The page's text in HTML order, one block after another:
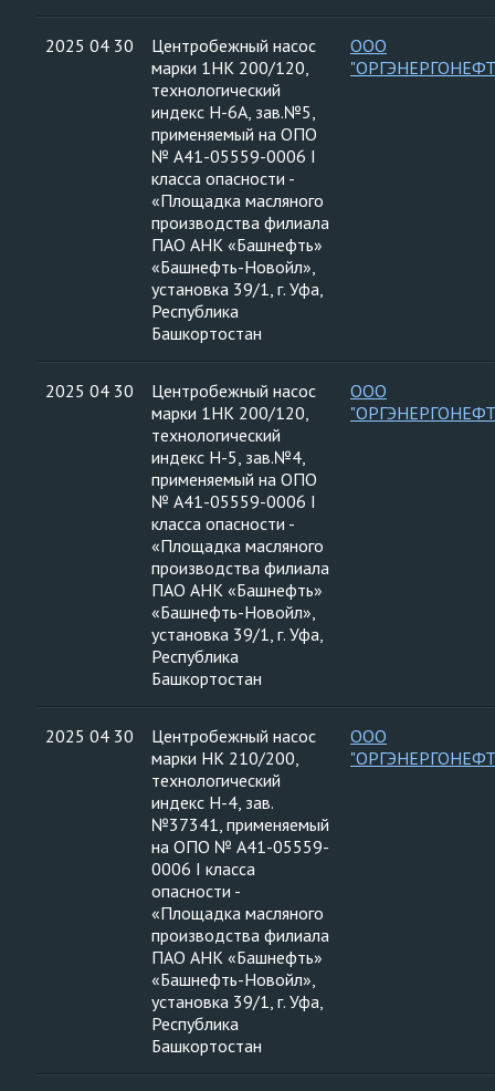
2025 04 30
Центробежный насос
марки 1НК 200/120,
технологический
индекс Н-6А, зав.№5,
применяемый на ОПО
№ А41-05559-0006 I
класса опасности -
«Площадка масляного
производства филиала
ПАО АНК «Башнефть»
«Башнефть-Новойл»,
установка 39/1, г. Уфа,
Республика
Башкортостан
ООО
2025 04 30
Центробежный насос
марки 1НК 200/120,
технологический
индекс Н-5, зав.№4,
применяемый на ОПО
№ А41-05559-0006 I
класса опасности -
«Площадка масляного
производства филиала
ПАО АНК «Башнефть»
«Башнефть-Новойл»,
установка 39/1, г. Уфа,
Республика
Башкортостан
ООО
2025 04 30
Центробежный насос
марки НК 210/200,
технологический
индекс Н-4, зав.
№37341, применяемый
на ОПО № А41-05559-
0006 I класса
опасности -
«Площадка масляного
производства филиала
ПАО АНК «Башнефть»
«Башнефть-Новойл»,
установка 39/1, г. Уфа,
Республика
Башкортостан
ООО